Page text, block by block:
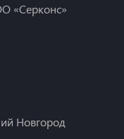
«Серконс»
Новгород